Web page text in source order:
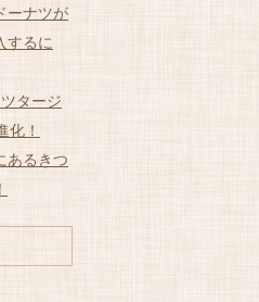
ーナツが
するに
タージ
化！
あるきつ